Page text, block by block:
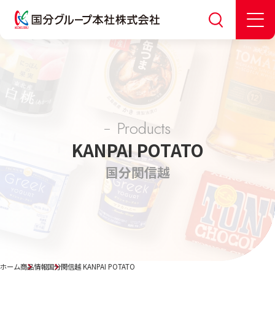
Products
KANPAI POTATO
国分関信越
ホーム商品情報国分関信越 KANPAI POTATO